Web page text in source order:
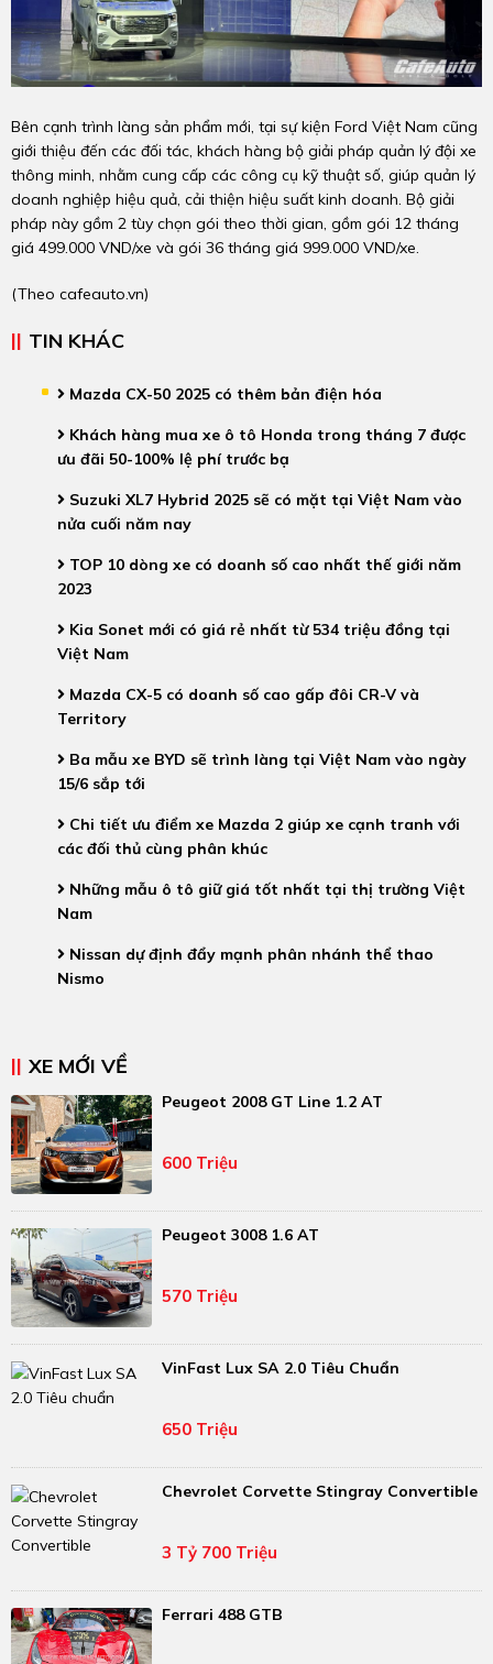
Bên cạnh trình làng sản phẩm mới, tại sự kiện Ford Việt Nam cũng
giới thiệu đến các đối tác, khách hàng bộ giải pháp quản lý đội xe
thông minh, nhằm cung cấp các công cụ kỹ thuật số, giúp quản lý
doanh nghiệp hiệu quả, cải thiện hiệu suất kinh doanh. Bộ giải
pháp này gồm 2 tùy chọn gói theo thời gian, gồm gói 12 tháng
giá 499.000 VND/xe và gói 36 tháng giá 999.000 VND/xe.
(Theo cafeauto.vn)
TIN KHÁC
Mazda CX-50 2025 có thêm bản điện hóa
Khách hàng mua xe ô tô Honda trong tháng 7 được
ưu đãi 50-100% lệ phí trước bạ
Suzuki XL7 Hybrid 2025 sẽ có mặt tại Việt Nam vào
nửa cuối năm nay
TOP 10 dòng xe có doanh số cao nhất thế giới năm
2023
Kia Sonet mới có giá rẻ nhất từ 534 triệu đồng tại
Việt Nam
Mazda CX-5 có doanh số cao gấp đôi CR-V và
Territory
Ba mẫu xe BYD sẽ trình làng tại Việt Nam vào ngày
15/6 sắp tới
Chi tiết ưu điểm xe Mazda 2 giúp xe cạnh tranh với
các đối thủ cùng phân khúc
Những mẫu ô tô giữ giá tốt nhất tại thị trường Việt
Nam
Nissan dự định đẩy mạnh phân nhánh thể thao
Nismo
XE MỚI VỀ
Peugeot 2008 GT Line 1.2 AT
600 Triệu
Peugeot 3008 1.6 AT
570 Triệu
VinFast Lux SA 2.0 Tiêu Chuẩn
650 Triệu
Chevrolet Corvette Stingray Convertible
3 Tỷ 700 Triệu
Ferrari 488 GTB